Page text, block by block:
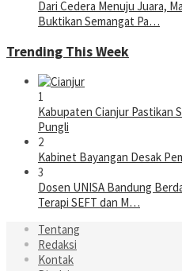
Dari Cedera Menuju Juara,
Buktikan Semangat Pa…
Trending This Week
1
Kabupaten Cianjur Pastikan
Pungli
2
Kabinet Bayangan Desak
3
Dosen UNISA Bandung
Terapi SEFT dan M…
Tentang
Redaksi
Kontak